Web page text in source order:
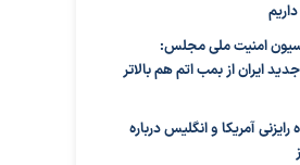
امنیت ملی مجلس:
ایران از بمب اتم هم بالاتر
آمریکا و انگلیس درباره